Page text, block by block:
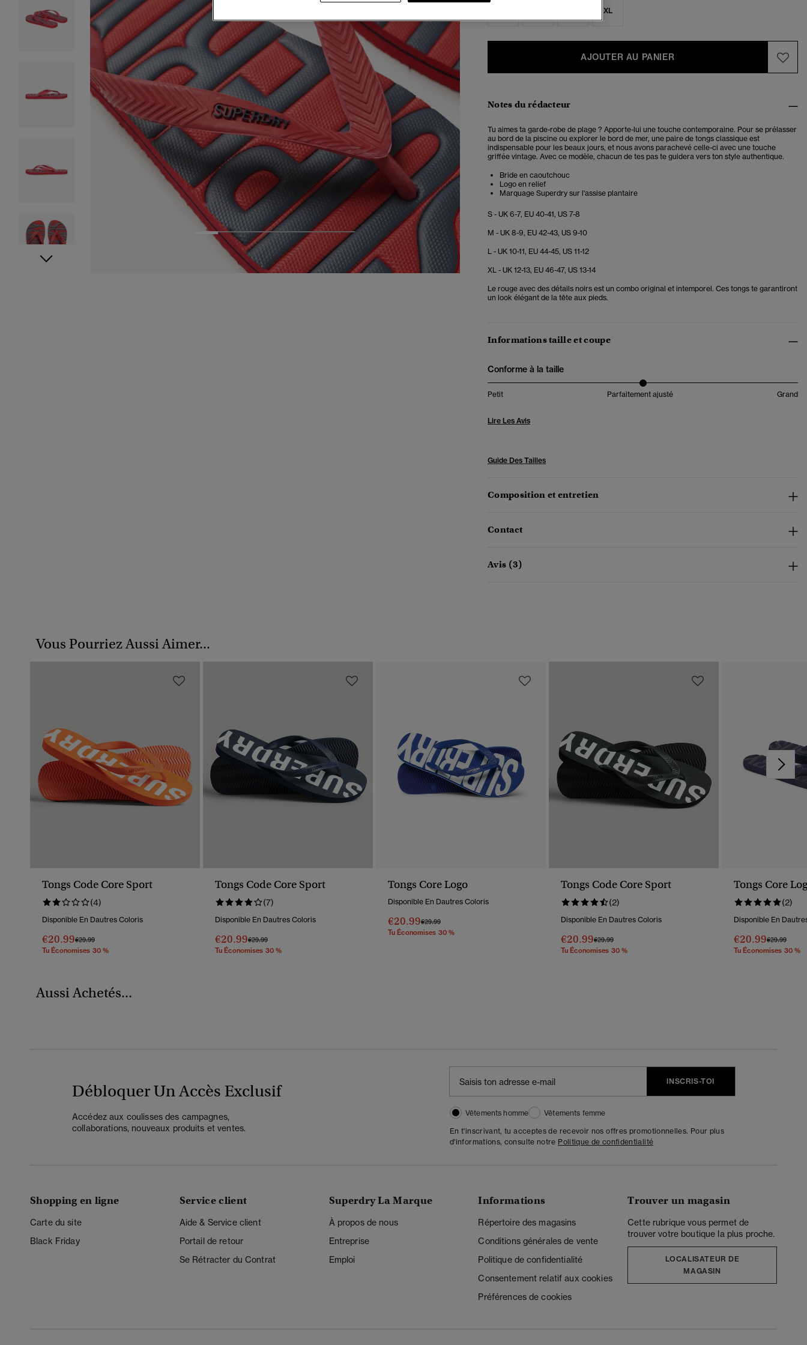
2 3 4 5 6 7
XL
AJOUTER AU PANIER
Notes du rédacteur
Tu aimes ta garde-robe de plage ? Apporte-lui une touche contemporaine. Pour se prélasser
au bord de la piscine ou explorer le bord de mer, une paire de tongs classique est
indispensable pour les beaux jours, et nous avons parachevé celle-ci avec une touche
griffée vintage. Avec ce modèle, chacun de tes pas te guidera vers ton style authentique.
Bride en caoutchouc
Logo en relief
Marquage Superdry sur l'assise plantaire
S - UK 6-7, EU 40-41, US 7-8
M - UK 8-9, EU 42-43, US 9-10
L - UK 10-11, EU 44-45, US 11-12
XL - UK 12-13, EU 46-47, US 13-14
Le rouge avec des détails noirs est un combo original et intemporel. Ces tongs te garantiront
un look élégant de la tête aux pieds.
Informations taille et coupe
Conforme à la taille
Petit Parfaitement ajusté Grand
Lire Les Avis
Guide Des Tailles
Composition et entretien
Contact
Avis (3)
Vous Pourriez Aussi Aimer...
Tongs Code Core Sport
(4)
Disponible En Dautres Coloris
€20.99Prix Réduit De
€29.99À
Tu Économises 30 %
Tongs Code Core Sport
(7)
Disponible En Dautres Coloris
€20.99Prix Réduit De
€29.99À
Tu Économises 30 %
Tongs Core Logo
Disponible En Dautres Coloris
€20.99Prix Réduit De
€29.99À
Tu Économises 30 %
Tongs Code Core Sport
(2)
Disponible En Dautres Coloris
€20.99Prix Réduit De
€29.99À
Tu Économises 30 %
Tongs Core
(2)
Disponible En
€20.99Prix Réduit
€29.99À
Tu Économises 30 %
Aussi Achetés...
Débloquer Un Accès Exclusif
Accédez aux coulisses des campagnes,
collaborations, nouveaux produits et ventes.
INSCRIS-TOI
Vêtements homme
Vêtements femme
En t'inscrivant, tu acceptes de recevoir nos offres promotionnelles. Pour plus
d'informations, consulte notre Politique de confidentialité
Shopping en ligne
Carte du site
Black Friday
Service client
Aide & Service client
Portail de retour
Se Rétracter du Contrat
Superdry La Marque
À propos de nous
Entreprise
Emploi
Informations
Répertoire des magasins
Conditions générales de vente
Politique de confidentialité
Consentement relatif aux cookies
Préférences de cookies
Trouver un magasin
Cette rubrique vous permet de
trouver votre boutique la plus proche.
LOCALISATEUR DE
MAGASIN